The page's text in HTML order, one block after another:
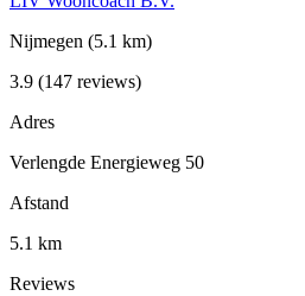
Nijmegen (5.1 km)
3.9 (147 reviews)
Adres
Verlengde Energieweg 50
Afstand
5.1 km
Reviews